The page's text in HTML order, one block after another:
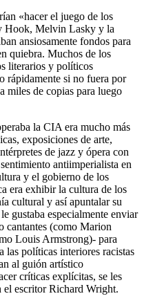
«hacer el juego de los
Hook, Melvin Lasky y la
ansiosamente fondos para
quiebra. Muchos de los
literarios y políticos
rápidamente si no fuera por
miles de copias para luego
la CIA era mucho más
exposiciones de arte,
de jazz y ópera con
antiimperialista en
y el gobierno de los
era exhibir la cultura de los
cultural y así apuntalar su
gustaba especialmente enviar
cantantes (como Marion
Louis Armstrong)- para
las políticas interiores racistas
al guión artístico
críticas explícitas, se les
el escritor Richard Wright.